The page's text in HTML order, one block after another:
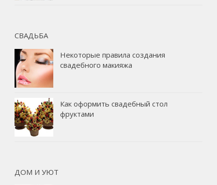
СВАДЬБА
Некоторые правила создания
свадебного макияжа
Как оформить свадебный стол
фруктами
ДОМ И УЮТ